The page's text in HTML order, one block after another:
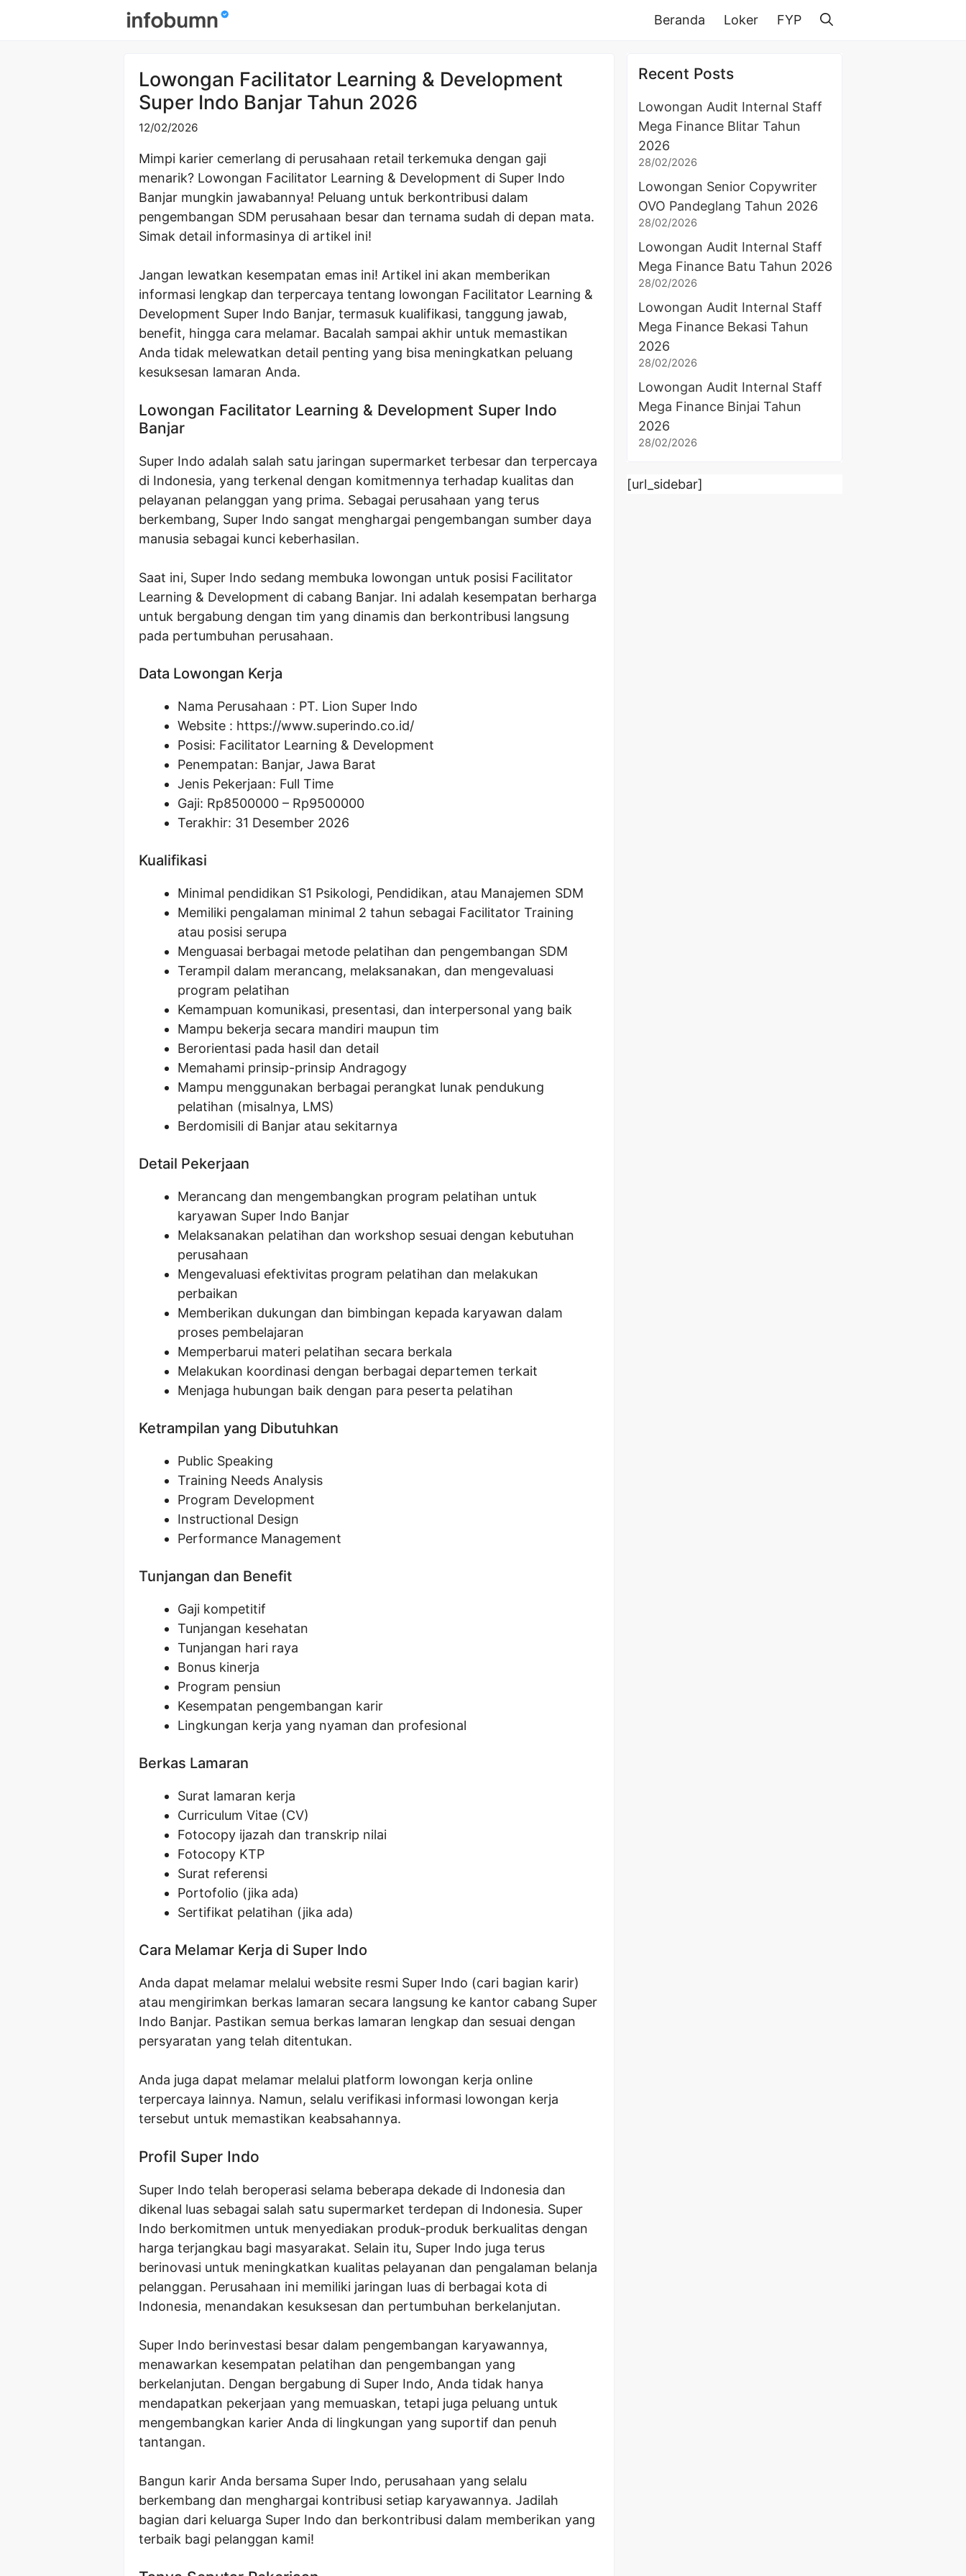
Beranda Loker FYP
Lowongan Facilitator Learning & Development
Super Indo Banjar Tahun 2026
12/02/2026
Mimpi karier cemerlang di perusahaan retail terkemuka dengan gaji
menarik? Lowongan Facilitator Learning & Development di Super Indo
Banjar mungkin jawabannya! Peluang untuk berkontribusi dalam
pengembangan SDM perusahaan besar dan ternama sudah di depan mata.
Simak detail informasinya di artikel ini!
Jangan lewatkan kesempatan emas ini! Artikel ini akan memberikan
informasi lengkap dan terpercaya tentang lowongan Facilitator Learning &
Development Super Indo Banjar, termasuk kualifikasi, tanggung jawab,
benefit, hingga cara melamar. Bacalah sampai akhir untuk memastikan
Anda tidak melewatkan detail penting yang bisa meningkatkan peluang
kesuksesan lamaran Anda.
Lowongan Facilitator Learning & Development Super Indo
Banjar
Super Indo adalah salah satu jaringan supermarket terbesar dan terpercaya
di Indonesia, yang terkenal dengan komitmennya terhadap kualitas dan
pelayanan pelanggan yang prima. Sebagai perusahaan yang terus
berkembang, Super Indo sangat menghargai pengembangan sumber daya
manusia sebagai kunci keberhasilan.
Saat ini, Super Indo sedang membuka lowongan untuk posisi Facilitator
Learning & Development di cabang Banjar. Ini adalah kesempatan berharga
untuk bergabung dengan tim yang dinamis dan berkontribusi langsung
pada pertumbuhan perusahaan.
Data Lowongan Kerja
Nama Perusahaan : PT. Lion Super Indo
Website : https://www.superindo.co.id/
Posisi: Facilitator Learning & Development
Penempatan: Banjar, Jawa Barat
Jenis Pekerjaan: Full Time
Gaji: Rp8500000 – Rp9500000
Terakhir: 31 Desember 2026
Kualifikasi
Minimal pendidikan S1 Psikologi, Pendidikan, atau Manajemen SDM
Memiliki pengalaman minimal 2 tahun sebagai Facilitator Training
atau posisi serupa
Menguasai berbagai metode pelatihan dan pengembangan SDM
Terampil dalam merancang, melaksanakan, dan mengevaluasi
program pelatihan
Kemampuan komunikasi, presentasi, dan interpersonal yang baik
Mampu bekerja secara mandiri maupun tim
Berorientasi pada hasil dan detail
Memahami prinsip-prinsip Andragogy
Mampu menggunakan berbagai perangkat lunak pendukung
pelatihan (misalnya, LMS)
Berdomisili di Banjar atau sekitarnya
Detail Pekerjaan
Merancang dan mengembangkan program pelatihan untuk
karyawan Super Indo Banjar
Melaksanakan pelatihan dan workshop sesuai dengan kebutuhan
perusahaan
Mengevaluasi efektivitas program pelatihan dan melakukan
perbaikan
Memberikan dukungan dan bimbingan kepada karyawan dalam
proses pembelajaran
Memperbarui materi pelatihan secara berkala
Melakukan koordinasi dengan berbagai departemen terkait
Menjaga hubungan baik dengan para peserta pelatihan
Ketrampilan yang Dibutuhkan
Public Speaking
Training Needs Analysis
Program Development
Instructional Design
Performance Management
Tunjangan dan Benefit
Gaji kompetitif
Tunjangan kesehatan
Tunjangan hari raya
Bonus kinerja
Program pensiun
Kesempatan pengembangan karir
Lingkungan kerja yang nyaman dan profesional
Berkas Lamaran
Surat lamaran kerja
Curriculum Vitae (CV)
Fotocopy ijazah dan transkrip nilai
Fotocopy KTP
Surat referensi
Portofolio (jika ada)
Sertifikat pelatihan (jika ada)
Cara Melamar Kerja di Super Indo
Anda dapat melamar melalui website resmi Super Indo (cari bagian karir)
atau mengirimkan berkas lamaran secara langsung ke kantor cabang Super
Indo Banjar. Pastikan semua berkas lamaran lengkap dan sesuai dengan
persyaratan yang telah ditentukan.
Anda juga dapat melamar melalui platform lowongan kerja online
terpercaya lainnya. Namun, selalu verifikasi informasi lowongan kerja
tersebut untuk memastikan keabsahannya.
Profil Super Indo
Super Indo telah beroperasi selama beberapa dekade di Indonesia dan
dikenal luas sebagai salah satu supermarket terdepan di Indonesia. Super
Indo berkomitmen untuk menyediakan produk-produk berkualitas dengan
harga terjangkau bagi masyarakat. Selain itu, Super Indo juga terus
berinovasi untuk meningkatkan kualitas pelayanan dan pengalaman belanja
pelanggan. Perusahaan ini memiliki jaringan luas di berbagai kota di
Indonesia, menandakan kesuksesan dan pertumbuhan berkelanjutan.
Super Indo berinvestasi besar dalam pengembangan karyawannya,
menawarkan kesempatan pelatihan dan pengembangan yang
berkelanjutan. Dengan bergabung di Super Indo, Anda tidak hanya
mendapatkan pekerjaan yang memuaskan, tetapi juga peluang untuk
mengembangkan karier Anda di lingkungan yang suportif dan penuh
tantangan.
Bangun karir Anda bersama Super Indo, perusahaan yang selalu
berkembang dan menghargai kontribusi setiap karyawannya. Jadilah
bagian dari keluarga Super Indo dan berkontribusi dalam memberikan yang
terbaik bagi pelanggan kami!
Recent Posts
Lowongan Audit Internal Staff
Mega Finance Blitar Tahun
2026
28/02/2026
Lowongan Senior Copywriter
OVO Pandeglang Tahun 2026
28/02/2026
Lowongan Audit Internal Staff
Mega Finance Batu Tahun 2026
28/02/2026
Lowongan Audit Internal Staff
Mega Finance Bekasi Tahun
2026
28/02/2026
Lowongan Audit Internal Staff
Mega Finance Binjai Tahun
2026
28/02/2026
[url_sidebar]